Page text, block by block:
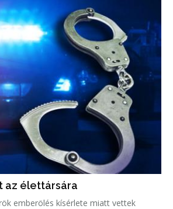
az élettársára
emberölés kísérlete miatt vettek